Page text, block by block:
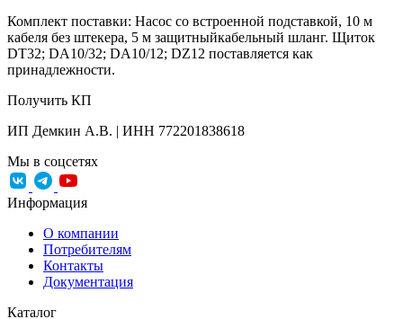
Комплект поставки: Насос со встроенной подставкой, 10 м
кабеля без штекера, 5 м защитныйкабельный шланг. Щиток
DT32; DA10/32; DA10/12; DZ12 поставляется как
принадлежности.
Получить КП
ИП Демкин А.В. | ИНН 772201838618
Мы в соцсетях
Информация
О компании
Потребителям
Контакты
Документация
Каталог